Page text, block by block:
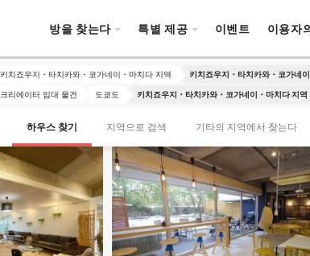
방을 찾는다 특별 제공 이벤트 이용자
키치죠우지・타치카와・코가네이・마치다 지역 키치죠우지・타치카와・코가네
크리에이터 임대 물건 도쿄도 키치죠우지・타치카와・코가네이・마치다 지역
하우스 찾기 지역으로 검색 기타의 지역에서 찾는다